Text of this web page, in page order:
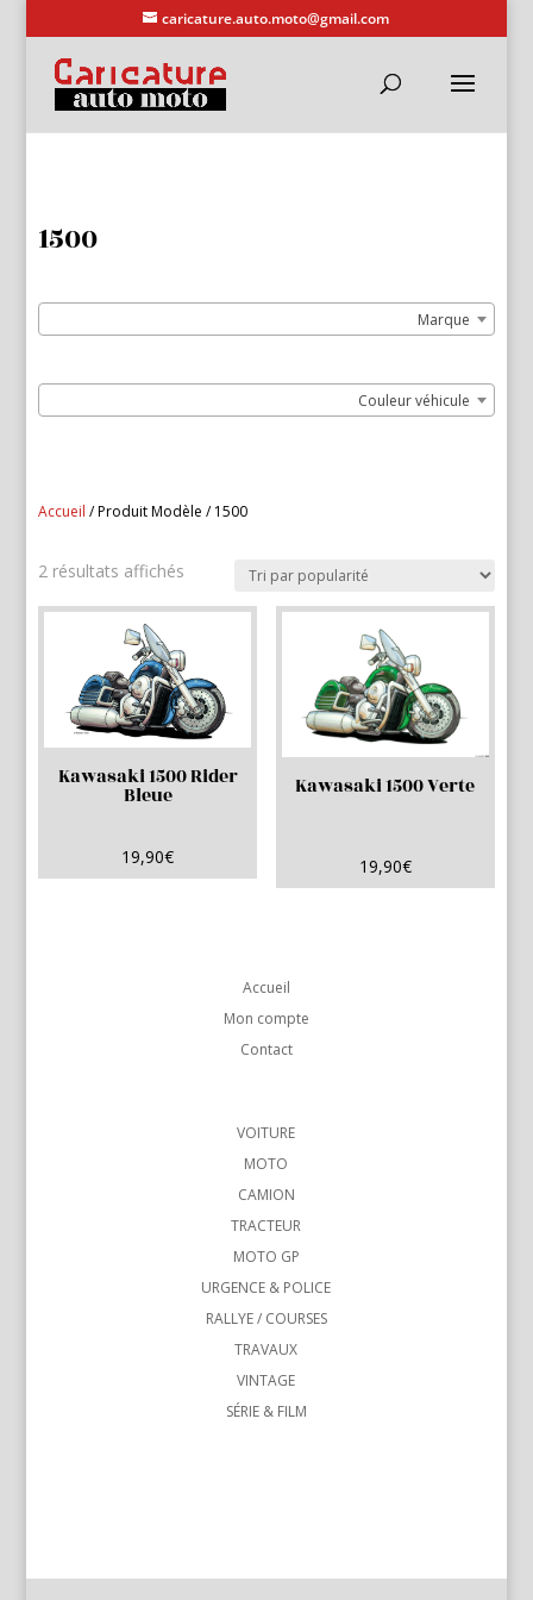
caricature.auto.moto@gmail.com
1500
Marque
Couleur véhicule
Accueil / Produit Modèle / 1500
2 résultats affichés
popularité
Kawasaki 1500 Rider
Bleue
19,90€
Kawasaki 1500 Verte
19,90€
Accueil
Mon compte
Contact
VOITURE
MOTO
CAMION
TRACTEUR
MOTO GP
URGENCE & POLICE
RALLYE / COURSES
TRAVAUX
VINTAGE
SÉRIE & FILM